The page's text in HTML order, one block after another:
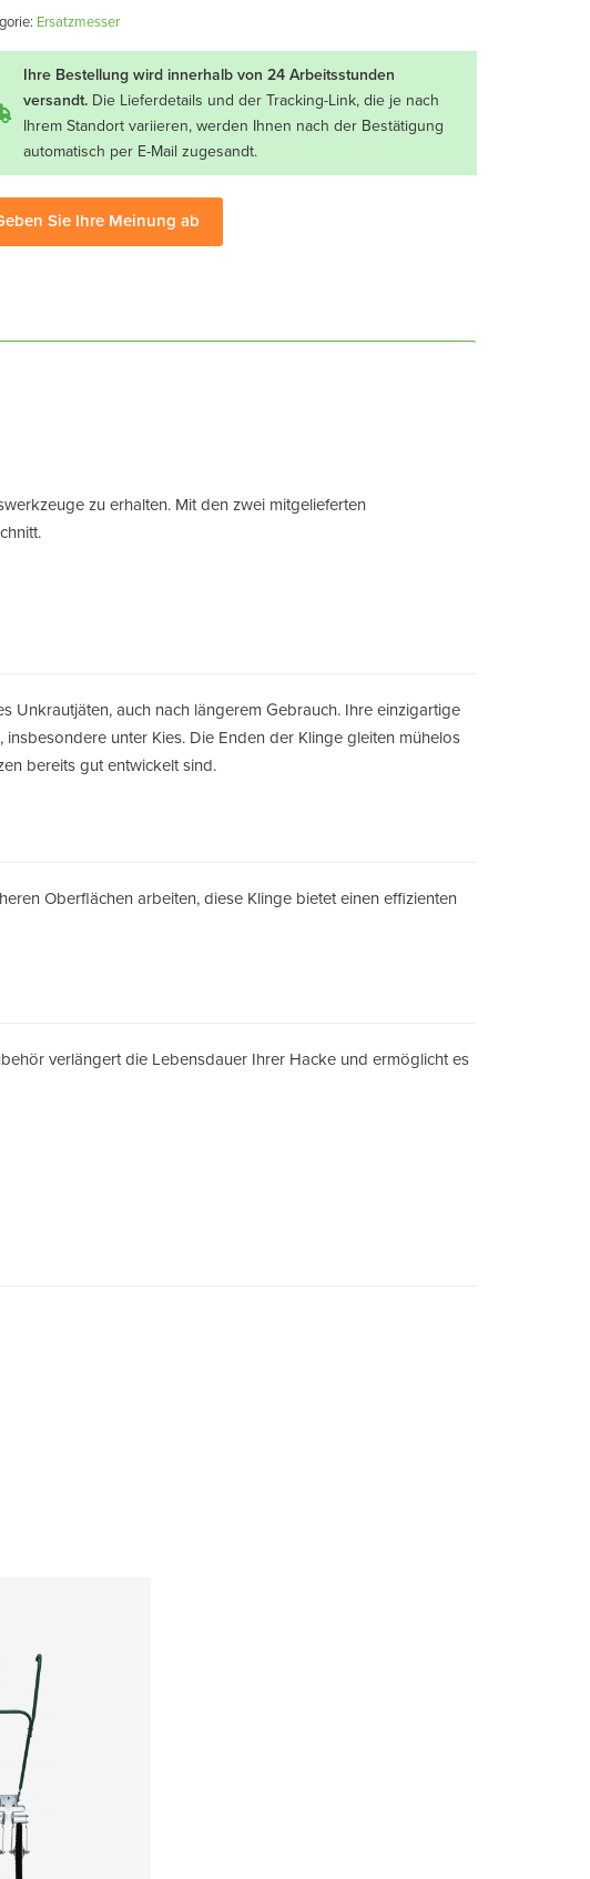
Ersatzmesser
Ihre Bestellung wird innerhalb von 24 Arbeitsstunden
versandt.Die Lieferdetails und der Tracking-Link, die je nach
Ihrem Standort variieren, werden Ihnen nach der Bestätigung
automatisch per E-Mail zugesandt.
Sie Ihre Meinung ab
zu erhalten. Mit den zwei mitgelieferten
auch nach längerem Gebrauch. Ihre einzigartige
unter Kies. Die Enden der Klinge gleiten mühelos
bereits gut entwickelt sind.
Oberflächen arbeiten, diese Klinge bietet einen effizienten
verlängert die Lebensdauer Ihrer Hacke und ermöglicht es